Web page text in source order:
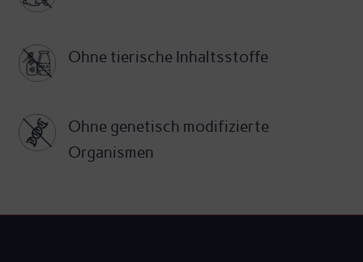
Ohne tierische Inhaltsstoffe
Ohne genetisch modifizierte
Organismen